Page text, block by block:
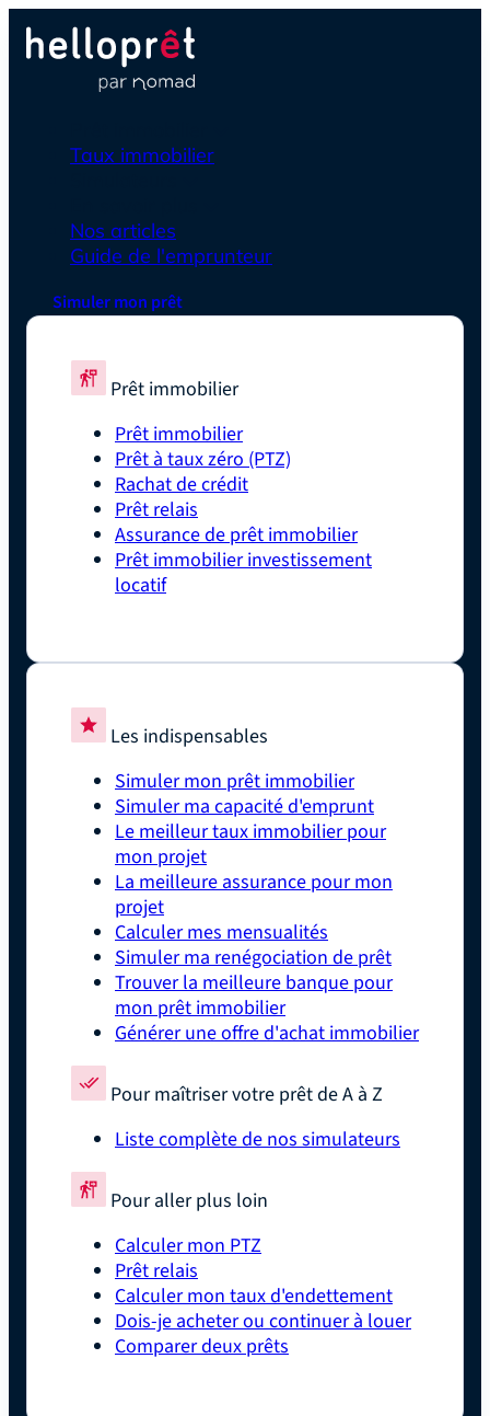
Taux immobilier
Nos articles
Guide de l'emprunteur
Simuler mon prêt
Prêt immobilier
Prêt immobilier
Prêt à taux zéro (PTZ)
Rachat de crédit
Prêt relais
Assurance de prêt immobilier
Prêt immobilier investissement
locatif
Les indispensables
Simuler mon prêt immobilier
Simuler ma capacité d'emprunt
Le meilleur taux immobilier pour
mon projet
La meilleure assurance pour mon
projet
Calculer mes mensualités
Simuler ma renégociation de prêt
Trouver la meilleure banque pour
mon prêt immobilier
Générer une offre d'achat immobilier
Pour maîtriser votre prêt de A à Z
Liste complète de nos simulateurs
Pour aller plus loin
Calculer mon PTZ
Prêt relais
Calculer mon taux d'endettement
Dois-je acheter ou continuer à louer
Comparer deux prêts